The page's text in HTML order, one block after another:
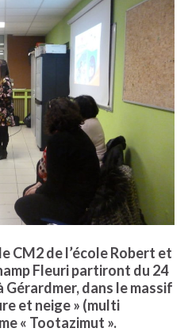
CM2 de l’école Robert et
Fleuri partiront du 24
Gérardmer, dans le massif
et neige » (multi
« Tootazimut ».